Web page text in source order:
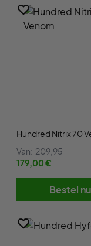
Hundred Nitrix 70
Van: 209,95
179,00 €
Bestel nu